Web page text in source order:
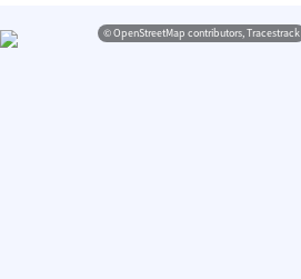
© OpenStreetMap contributors, Tracestrack